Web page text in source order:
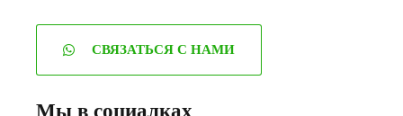
СВЯЗАТЬСЯ С НАМИ
Мы в социалках